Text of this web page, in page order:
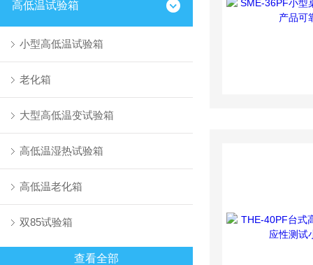
高低温试验箱
小型高低温试验箱
老化箱
大型高低温变试验箱
高低温湿热试验箱
高低温老化箱
双85试验箱
查看全部